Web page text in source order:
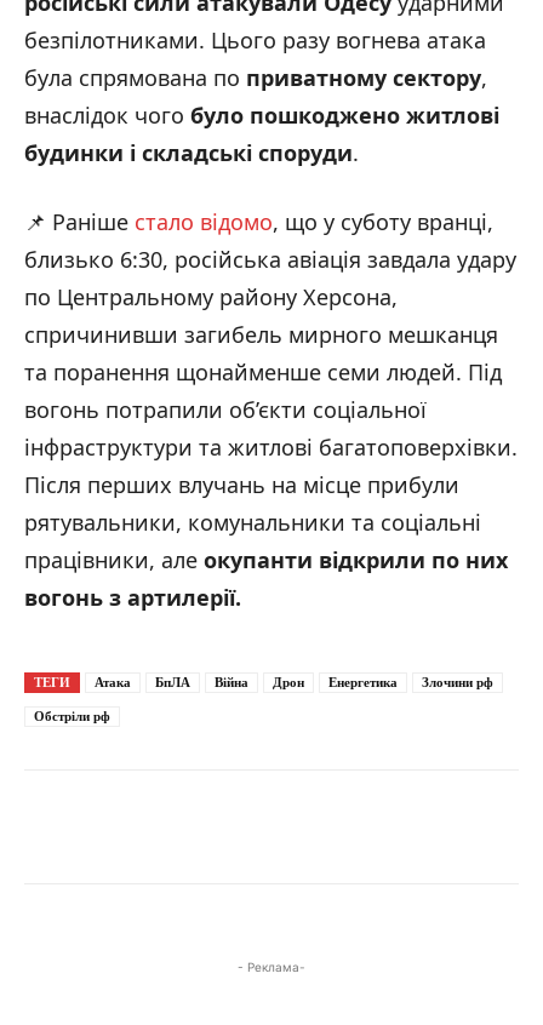
безпілотниками. Цього разу вогнева атака
була спрямована по приватному сектору,
внаслідок чого було пошкоджено житлові
будинки і складські споруди.
📌 Раніше стало відомо, що у суботу вранці,
близько 6:30, російська авіація завдала удару
по Центральному району Херсона,
спричинивши загибель мирного мешканця
та поранення щонайменше семи людей. Під
вогонь потрапили об’єкти соціальної
інфраструктури та житлові багатоповерхівки.
Після перших влучань на місце прибули
рятувальники, комунальники та соціальні
працівники, але окупанти відкрили по них
вогонь з артилерії.
ТЕГИ Атака БпЛА Війна Дрон Енергетика Злочини рф
Обстріли рф
- Реклама-